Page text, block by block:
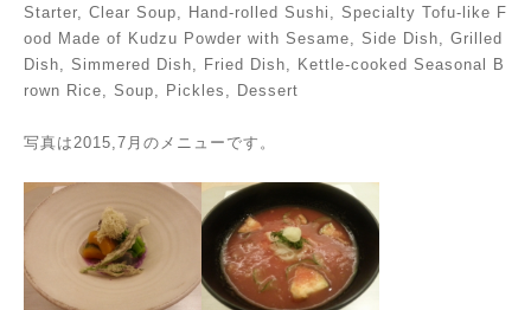
Starter, Clear Soup, Hand-rolled Sushi, Specialty Tofu-like F
ood Made of Kudzu Powder with Sesame, Side Dish, Grilled
Dish, Simmered Dish, Fried Dish, Kettle-cooked Seasonal B
rown Rice, Soup, Pickles, Dessert
写真は2015,7月のメニューです。